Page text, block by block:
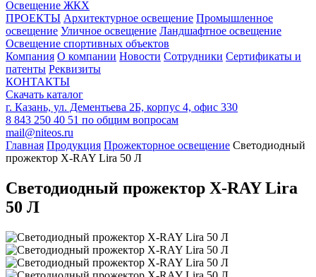
Освещение ЖКХ
ПРОЕКТЫ Архитектурное освещение Промышленное
освещение Уличное освещение Ландшафтное освещение
Освещение спортивных объектов
Компания О компании Новости Сотрудники Сертификаты и
патенты Реквизиты
КОНТАКТЫ
Скачать каталог
г. Казань, ул. Дементьева 2Б, корпус 4, офис 330
8 843 250 40 51 по общим вопросам
mail@niteos.ru
Главная Продукция Прожекторное освещение Светодиодный
прожектор X-RAY Lira 50 Л
Светодиодный прожектор X-RAY Lira
50 Л